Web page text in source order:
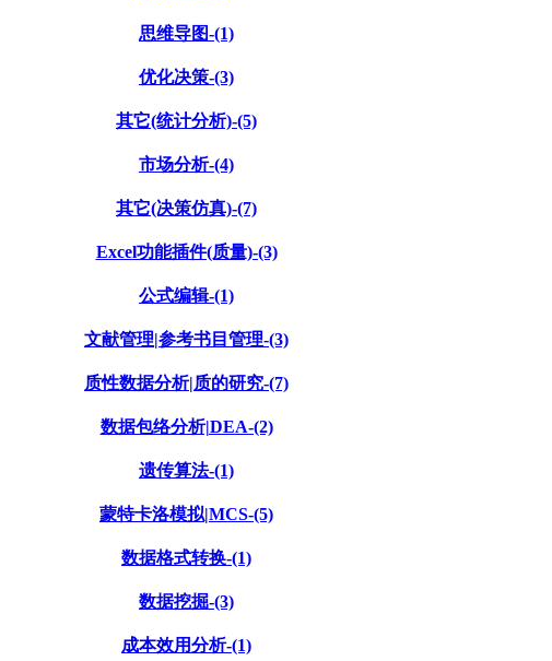
思维导图-(1)
优化决策-(3)
其它(统计分析)-(5)
市场分析-(4)
其它(决策仿真)-(7)
Excel功能插件(质量)-(3)
公式编辑-(1)
文献管理|参考书目管理-(3)
质性数据分析|质的研究-(7)
数据包络分析|DEA-(2)
遗传算法-(1)
蒙特卡洛模拟|MCS-(5)
数据格式转换-(1)
数据挖掘-(3)
成本效用分析-(1)